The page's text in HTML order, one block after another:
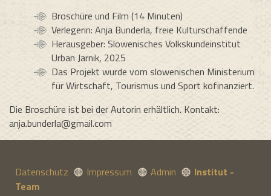
Broschüre und Film (14 Minuten)
Verlegerin: Anja Bunderla, freie Kulturschaffende
Herausgeber: Slowenisches Volkskundeinstitut
Urban Jarnik, 2025
Das Projekt wurde vom slowenischen Ministerium
für Wirtschaft, Tourismus und Sport kofinanziert.
Die Broschüre ist bei der Autorin erhältlich. Kontakt:
anja.bunderla@gmail.com
Datenschutz Impressum Admin
Institut -
Team